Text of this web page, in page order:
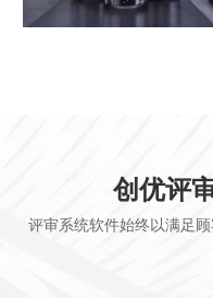
创优评
评审系统软件始终以满足